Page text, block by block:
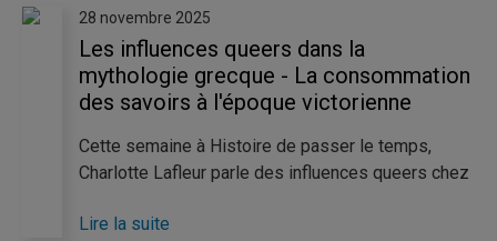
plus d'aborder son impact sur la culture populaire.
28 novembre 2025
Les influences queers dans la
mythologie grecque - La consommation
des savoirs à l'époque victorienne
Cette semaine à Histoire de passer le temps,
Charlotte Lafleur parle des influences queers chez
l'exemple d'Artémis et d'Athéna. Anne-Victoria
Lire la suite